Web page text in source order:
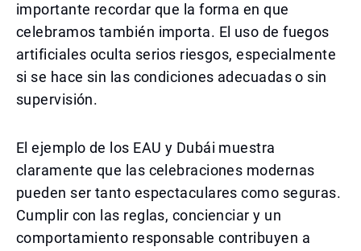
importante recordar que la forma en que
celebramos también importa. El uso de fuegos
artificiales oculta serios riesgos, especialmente
si se hace sin las condiciones adecuadas o sin
supervisión.
El ejemplo de los EAU y Dubái muestra
claramente que las celebraciones modernas
pueden ser tanto espectaculares como seguras.
Cumplir con las reglas, concienciar y un
comportamiento responsable contribuyen a